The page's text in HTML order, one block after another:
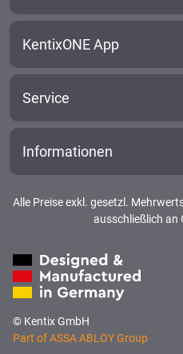
KentixONE App
Service
Informationen
Alle Preise exkl. gesetzl.
ausschließlich an
© Kentix GmbH
Part of ASSA ABLOY Group